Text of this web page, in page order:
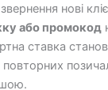
нові
або промокод
ставка
повторних